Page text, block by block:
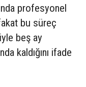
profesyonel
bu süreç
beş ay
kaldığını ifade